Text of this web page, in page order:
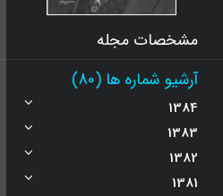
مشخصات مجله
آرشیو شماره ها (80)
1384
1383
1382
1381